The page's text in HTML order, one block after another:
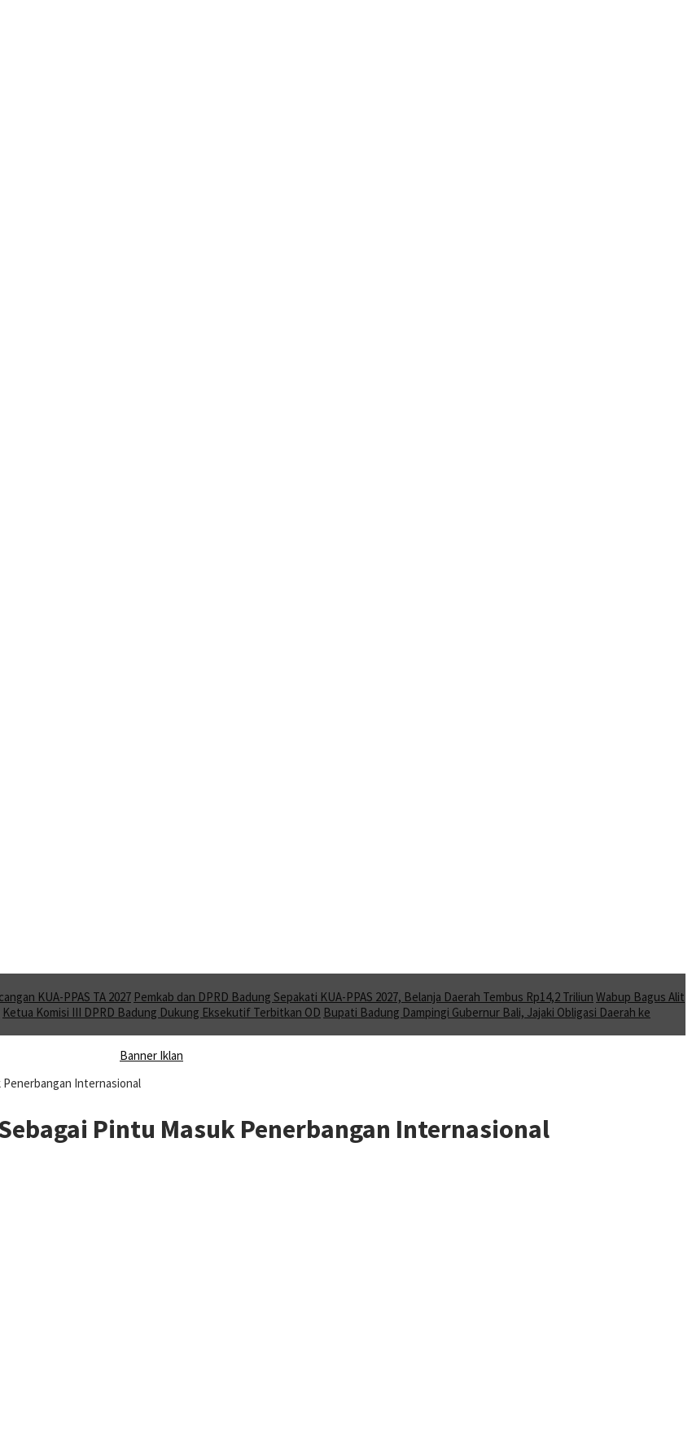
KUA-PPAS TA 2027 Pemkab dan DPRD Badung Sepakati KUA-PPAS 2027, Belanja Daerah Tembus Rp14,2 Triliun Wabup Bagus Alit
Ketua Komisi III DPRD Badung Dukung Eksekutif Terbitkan OD Bupati Badung Dampingi Gubernur Bali, Jajaki Obligasi Daerah ke
Penerbangan Internasional
Pintu Masuk Penerbangan Internasional